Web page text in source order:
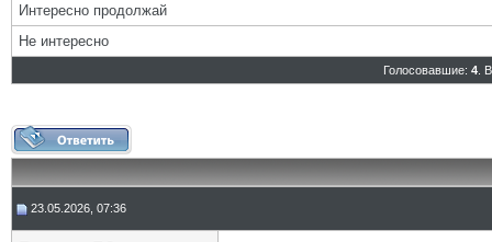
Интересно продолжай
Не интересно
Голосовавшие: 4.
23.05.2026, 07:36